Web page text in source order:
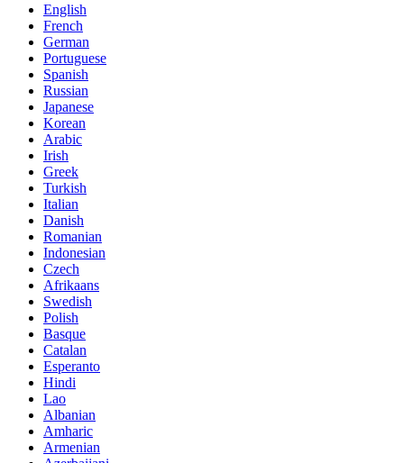
English
French
German
Portuguese
Spanish
Russian
Japanese
Korean
Arabic
Irish
Greek
Turkish
Italian
Danish
Romanian
Indonesian
Czech
Afrikaans
Swedish
Polish
Basque
Catalan
Esperanto
Hindi
Lao
Albanian
Amharic
Armenian